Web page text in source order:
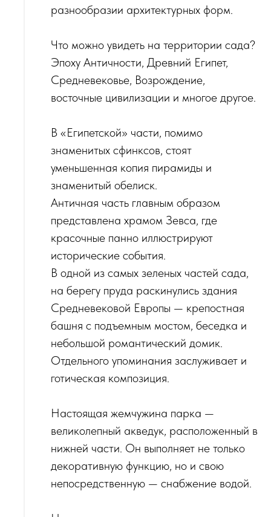
разнообразии архитектурных форм.
Что можно увидеть на территории сада?
Эпоху Античности, Древний Египет,
Средневековье, Возрождение,
восточные цивилизации и многое другое.
В «Египетской» части, помимо
знаменитых сфинксов, стоят
уменьшенная копия пирамиды и
знаменитый обелиск.
‌Античная часть главным образом
представлена храмом Зевса, где
красочные панно иллюстрируют
исторические события.
‌В одной из самых зеленых частей сада,
на берегу пруда раскинулись здания
Средневековой Европы — крепостная
башня с подъемным мостом, беседка и
небольшой романтический домик.
‌Отдельного упоминания заслуживает и
готическая композиция.
Настоящая жемчужина парка —
великолепный акведук, расположенный в
нижней части. Он выполняет не только
декоративную функцию, но и свою
непосредственную — снабжение водой.